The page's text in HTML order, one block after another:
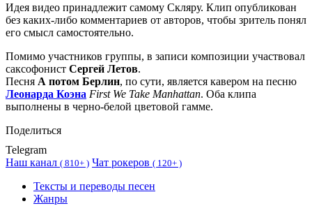
Идея видео принадлежит самому Скляру. Клип опубликован
без каких-либо комментариев от авторов, чтобы зритель понял
его смысл самостоятельно.
Помимо участников группы, в записи композиции участвовал
саксофонист Сергей Летов.
Песня А потом Берлин, по сути, является кавером на песню
Леонарда Коэна First We Take Manhattan. Оба клипа
выполнены в черно-белой цветовой гамме.
Поделиться
Telegram
Наш канал ( 810+ ) Чат рокеров ( 120+ )
Тексты и переводы песен
Жанры